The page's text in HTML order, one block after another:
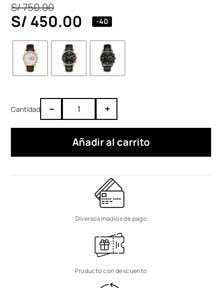
S/750.00
S/ 450.00 -40
– +
Añadir al carrito
Diversos medios de pago
Producto con descuento